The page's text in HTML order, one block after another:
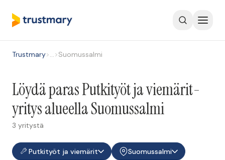
Trustmary>…>Suomussalmi
Löydä paras Putkityöt ja viemärit-
yritys alueella Suomussalmi
3 yritystä
Putkityöt ja viemärit
Suomussalmi